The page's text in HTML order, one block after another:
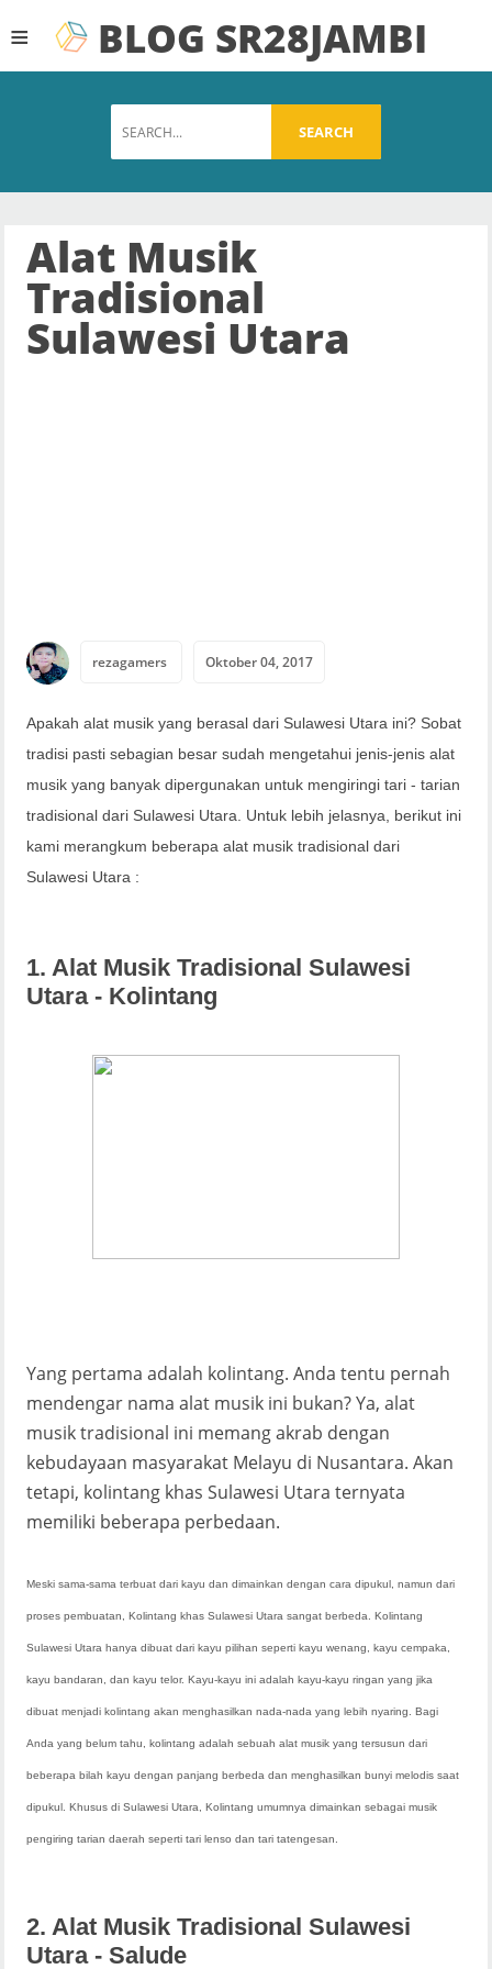
BLOG SR28JAMBI
≡
SEARCH
Alat Musik
Tradisional
Sulawesi Utara
rezagamers Oktober 04, 2017
Apakah alat musik yang berasal dari Sulawesi Utara ini? Sobat
tradisi pasti sebagian besar sudah mengetahui jenis-jenis alat
musik yang banyak dipergunakan untuk mengiringi tari - tarian
tradisional dari Sulawesi Utara. Untuk lebih jelasnya, berikut ini
kami merangkum beberapa alat musik tradisional dari
Sulawesi Utara :
1. Alat Musik Tradisional Sulawesi
Utara - Kolintang
Yang pertama adalah kolintang. Anda tentu pernah
mendengar nama alat musik ini bukan? Ya, alat
musik tradisional ini memang akrab dengan
kebudayaan masyarakat Melayu di Nusantara. Akan
tetapi, kolintang khas Sulawesi Utara ternyata
memiliki beberapa perbedaan.
Meski sama-sama terbuat dari kayu dan dimainkan dengan cara dipukul, namun dari
proses pembuatan, Kolintang khas Sulawesi Utara sangat berbeda. Kolintang
Sulawesi Utara hanya dibuat dari kayu pilihan seperti kayu wenang, kayu cempaka,
kayu bandaran, dan kayu telor. Kayu-kayu ini adalah kayu-kayu ringan yang jika
dibuat menjadi kolintang akan menghasilkan nada-nada yang lebih nyaring. Bagi
Anda yang belum tahu, kolintang adalah sebuah alat musik yang tersusun dari
beberapa bilah kayu dengan panjang berbeda dan menghasilkan bunyi melodis saat
dipukul. Khusus di Sulawesi Utara, Kolintang umumnya dimainkan sebagai musik
pengiring tarian daerah seperti tari lenso dan tari tatengesan.
2. Alat Musik Tradisional Sulawesi
Utara - Salude